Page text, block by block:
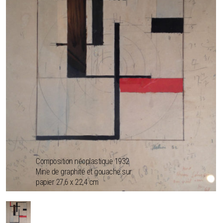
Composition néoplastique 1932
Mine de graphite et gouache sur
papier 27,6 x 22,4 cm